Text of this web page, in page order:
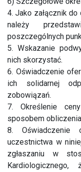
4. Jako załącznik
należy
poszczególnych
5. Wskazanie
nich skorzystać.
6. Oświadczenie
ich solidarnej
zobowiązań.
7. Określenie
sposobem
8. Oświadczenie
uczestnictwa w
zgłaszaniu w